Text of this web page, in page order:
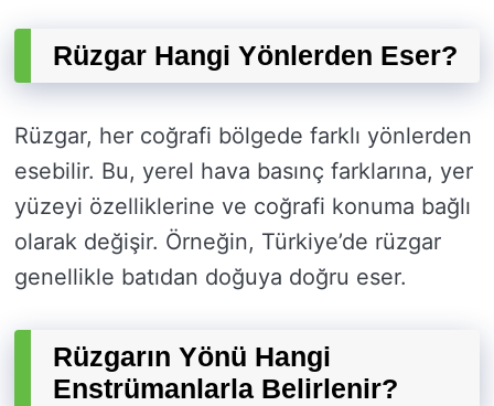
Rüzgar Hangi Yönlerden Eser?
Rüzgar, her coğrafi bölgede farklı yönlerden
esebilir. Bu, yerel hava basınç farklarına, yer
yüzeyi özelliklerine ve coğrafi konuma bağlı
olarak değişir. Örneğin, Türkiye’de rüzgar
genellikle batıdan doğuya doğru eser.
Rüzgarın Yönü Hangi
Enstrümanlarla Belirlenir?